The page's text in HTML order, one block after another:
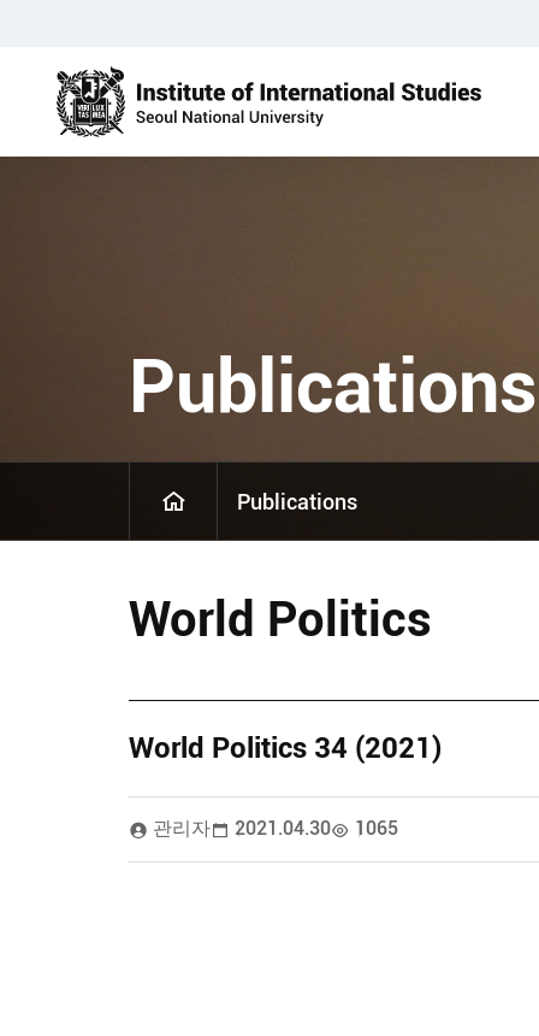
Publications
Publications
World Politics
World Politics 34 (2021)
관리자 2021.04.30 1065